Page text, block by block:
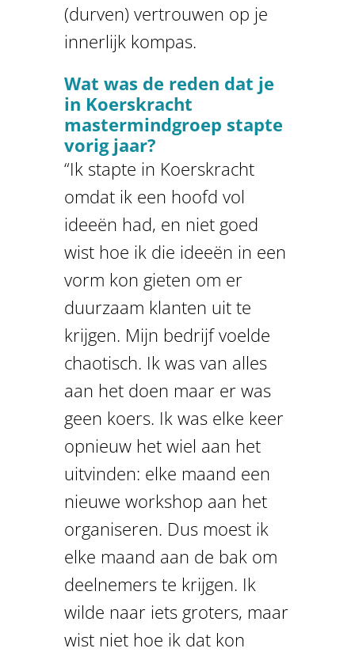
(durven) vertrouwen op je
innerlijk kompas.
Wat was de reden dat je
in Koerskracht
mastermindgroep stapte
vorig jaar?
“Ik stapte in Koerskracht
omdat ik een hoofd vol
ideeën had, en niet goed
wist hoe ik die ideeën in een
vorm kon gieten om er
duurzaam klanten uit te
krijgen. Mijn bedrijf voelde
chaotisch. Ik was van alles
aan het doen maar er was
geen koers. Ik was elke keer
opnieuw het wiel aan het
uitvinden: elke maand een
nieuwe workshop aan het
organiseren. Dus moest ik
elke maand aan de bak om
deelnemers te krijgen. Ik
wilde naar iets groters, maar
wist niet hoe ik dat kon